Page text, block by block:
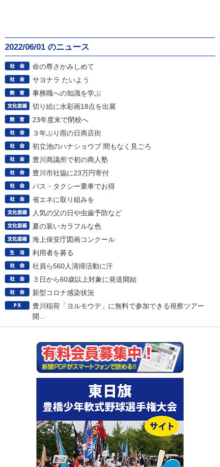
2022/06/01 のニュース
命の尊さかみしめて
サヨナラ たいよう
事務職への知識を学ぶ
切り絵に水彩画18点を出展
23年度末で閉校へ
３年ぶり雨の日商店街
初立池のハナショウブ 間もなく見ごろ
豊川商議所で初の商人塾
豊川市社協に23万円寄付
バス・タクシー乗車でお得
省エネに取り組みを
人気の父の日や虫歯予防など
夏の装いカラフルな色
海上保安庁図画コンクール
利用者を募る
社員ら560人清掃活動に汗
３日から60歳以上対象に発送開始
新型コロナ感染状況
豊川稲荷「ヨルモウデ」に無料で参加できる視察ツアー
開...